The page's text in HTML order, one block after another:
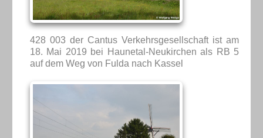
428 003 der Cantus Verkehrsgesellschaft ist am
18. Mai 2019 bei Haunetal-Neukirchen als RB 5
auf dem Weg von Fulda nach Kassel